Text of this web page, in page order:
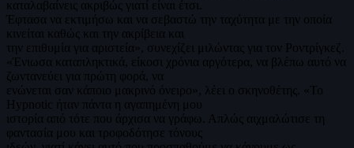
καταλαβαίνεις ακριβώς γιατί είναι έτσι.
Έφτασα να εκτιμήσω και να σεβαστώ την ταχύτητα με την οποία
κινείται καθώς και την ακρίβεια και
την επιθυμία για αριστεία», συνεχίζει μιλώντας για τον Ροντρίγκεζ.
«Ένιωσα καταπληκτικά, είκοσι χρόνια αργότερα, να βλέπω αυτό να
ζωντανεύει για πρώτη φορά, να
ενώνεται σαν κάποιο μακρινό όνειρο», λέει ο σκηνοθέτης. «Το
Hypnotic ήταν πάντα η αγαπημένη μου
ιστορία από τότε που άρχισα να γράφω. Απλώς αιχμαλώτισε τη
φαντασία μου και τροφοδότησε τόνους